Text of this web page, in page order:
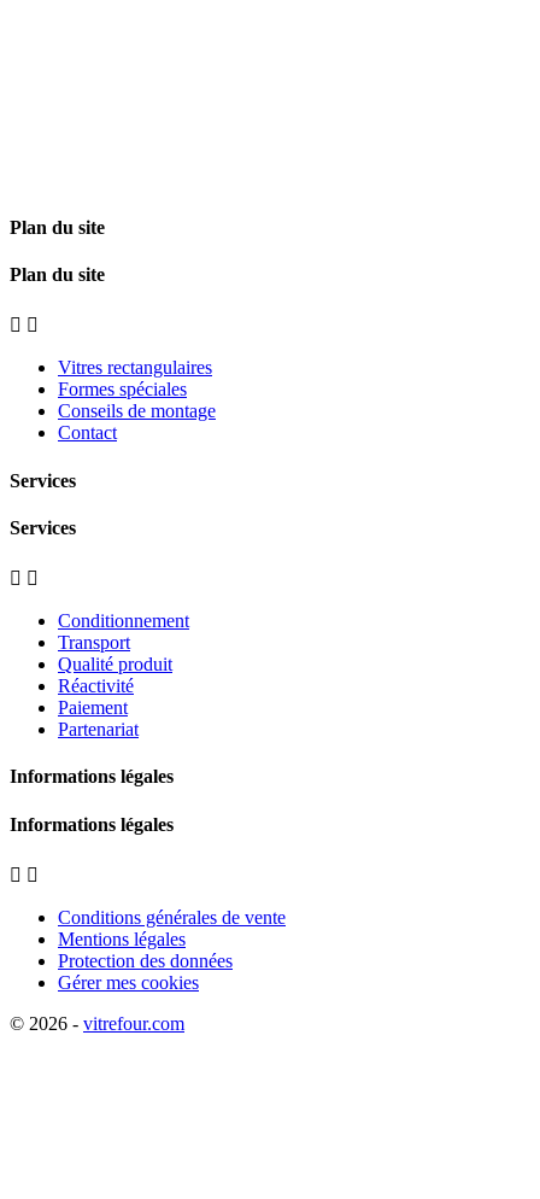
Plan du site
Plan du site
 
Vitres rectangulaires
Formes spéciales
Conseils de montage
Contact
Services
Services
 
Conditionnement
Transport
Qualité produit
Réactivité
Paiement
Partenariat
Informations légales
Informations légales
 
Conditions générales de vente
Mentions légales
Protection des données
Gérer mes cookies
© 2026 - vitrefour.com